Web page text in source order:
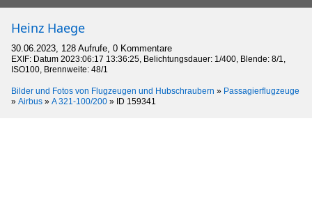
Heinz Haege
30.06.2023, 128 Aufrufe, 0 Kommentare
EXIF: Datum 2023:06:17 13:36:25, Belichtungsdauer: 1/400, Blende: 8/1,
ISO100, Brennweite: 48/1
Bilder und Fotos von Flugzeugen und Hubschraubern » Passagierflugzeuge
» Airbus » A 321-100/200 » ID 159341